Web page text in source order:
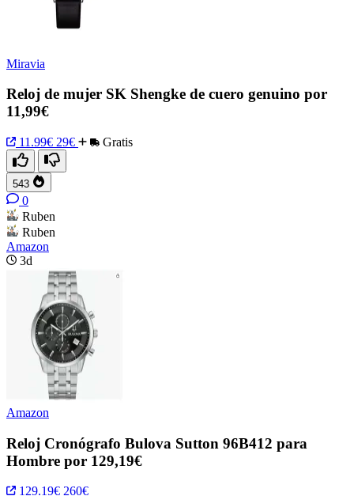
Miravia
Reloj de mujer SK Shengke de cuero genuino por
11,99€
11.99€ 29€ Gratis
543
0
Ruben
Ruben
Amazon
3d
Amazon
Reloj Cronógrafo Bulova Sutton 96B412 para
Hombre por 129,19€
129.19€ 260€